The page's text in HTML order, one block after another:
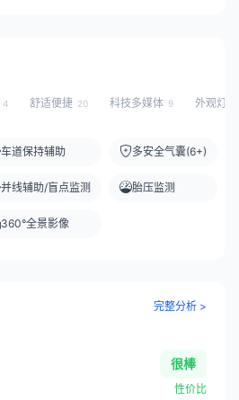
4 舒适便捷 20 科技多媒体 9 外观灯
车道保持辅助
并线辅助/盲点监测
360°全景影像
多安全气囊(6+)
胎压监测
完整分析 >
很棒
性价比